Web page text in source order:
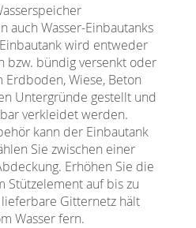
auch Wasser-Einbautanks
wird entweder
bzw. bündig versenkt oder
Erdboden, Wiese, Beton
Untergründe gestellt und
verkleidet werden.
kann der Einbautank
Sie zwischen einer
Erhöhen Sie die
Stützelement auf bis zu
Gitternetz hält
Wasser fern.